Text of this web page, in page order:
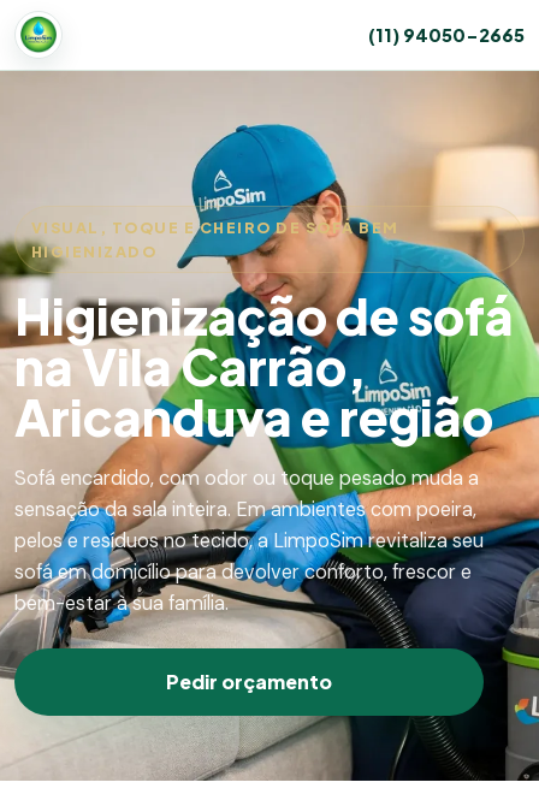
(11) 94050-2665
VISUAL, TOQUE E CHEIRO DE SOFÁ BEM
HIGIENIZADO
Higienização de sofá
na Vila Carrão,
Aricanduva e região
Sofá encardido, com odor ou toque pesado muda a
sensação da sala inteira. Em ambientes com poeira,
pelos e resíduos no tecido, a LimpoSim revitaliza seu
sofá em domicílio para devolver conforto, frescor e
bem-estar à sua família.
Pedir orçamento